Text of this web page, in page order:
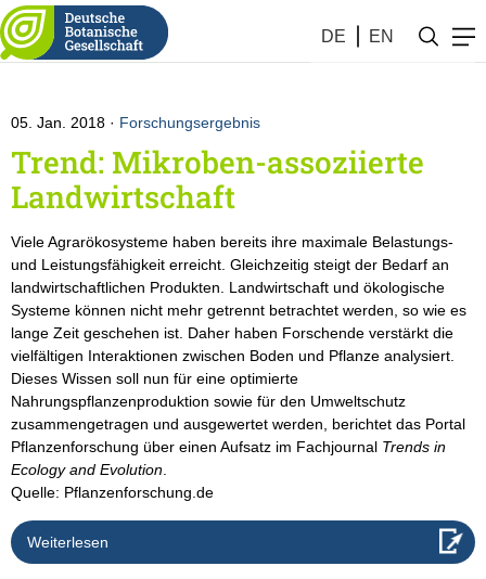
DE EN
Botanik #1 (2018)
05. Jan. 2018 Forschungsergebnis
Trend: Mikroben-assoziierte
Landwirtschaft
Viele Agrarökosysteme haben bereits ihre maximale Belastungs-
und Leistungsfähigkeit erreicht. Gleichzeitig steigt der Bedarf an
landwirtschaftlichen Produkten. Landwirtschaft und ökologische
Systeme können nicht mehr getrennt betrachtet werden, so wie es
lange Zeit geschehen ist. Daher haben Forschende verstärkt die
vielfältigen Interaktionen zwischen Boden und Pflanze analysiert.
Dieses Wissen soll nun für eine optimierte
Nahrungspflanzenproduktion sowie für den Umweltschutz
zusammengetragen und ausgewertet werden, berichtet das Portal
Pflanzenforschung über einen Aufsatz im Fachjournal Trends in
Ecology and Evolution
Quelle: Pflanzenforschung.de
Weiterlesen